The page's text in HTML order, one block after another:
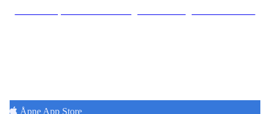
Åpne App Store